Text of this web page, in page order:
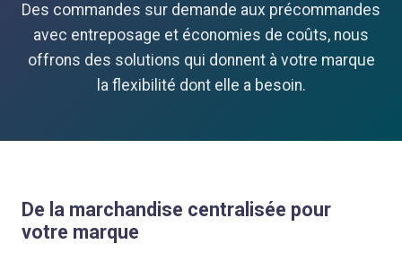
Des commandes sur demande aux précommandes
avec entreposage et économies de coûts, nous
offrons des solutions qui donnent à votre marque
la flexibilité dont elle a besoin.
De la marchandise centralisée pour
votre marque